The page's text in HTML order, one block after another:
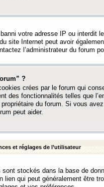
votre adresse IP ou interdit
site Internet peut avoir
l’administrateur du forum
?
crées par le forum qui
des fonctionnalités telles que
du forum. Si vous
peut aider.
et réglages de l’utilisateur
stockés dans la base de
lien qui peut généralement être